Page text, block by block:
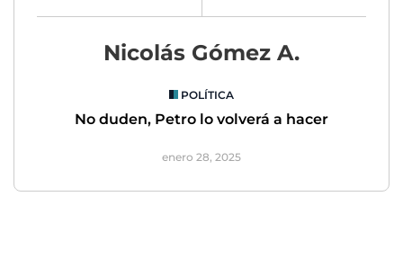
Nicolás Gómez A.
POLÍTICA
No duden, Petro lo volverá a hacer
enero 28, 2025